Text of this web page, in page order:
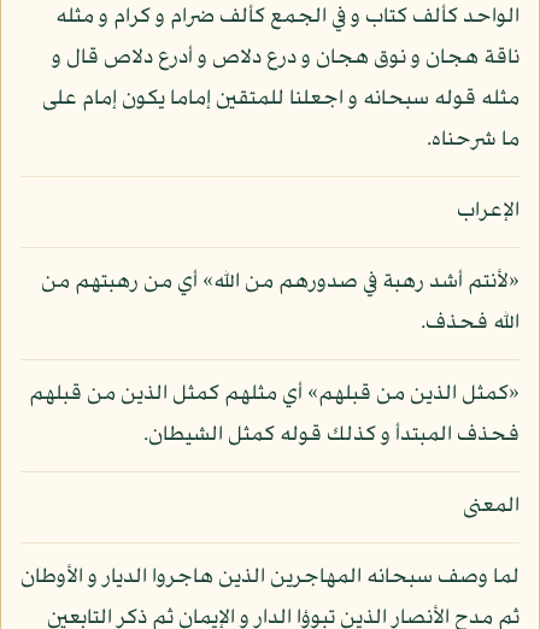
الواحد كألف كتاب و في الجمع كألف ضرام و كرام و مثله
ناقة هجان و نوق هجان و درع دلاص و أدرع دلاص قال و
مثله قوله سبحانه و اجعلنا للمتقين إماما يكون إمام على
ما شرحناه.
الإعراب
«لأنتم أشد رهبة في صدورهم من الله» أي من رهبتهم من
الله فحذف.
«كمثل الذين من قبلهم» أي مثلهم كمثل الذين من قبلهم
فحذف المبتدأ و كذلك قوله كمثل الشيطان.
المعنى
لما وصف سبحانه المهاجرين الذين هاجروا الديار و الأوطان
ثم مدح الأنصار الذين تبوؤا الدار و الإيمان ثم ذكر التابعين